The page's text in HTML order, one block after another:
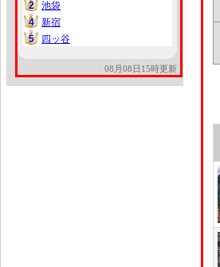
2
2
池袋
4
4
新宿
5
5 四ッ谷
08月08日15時更新